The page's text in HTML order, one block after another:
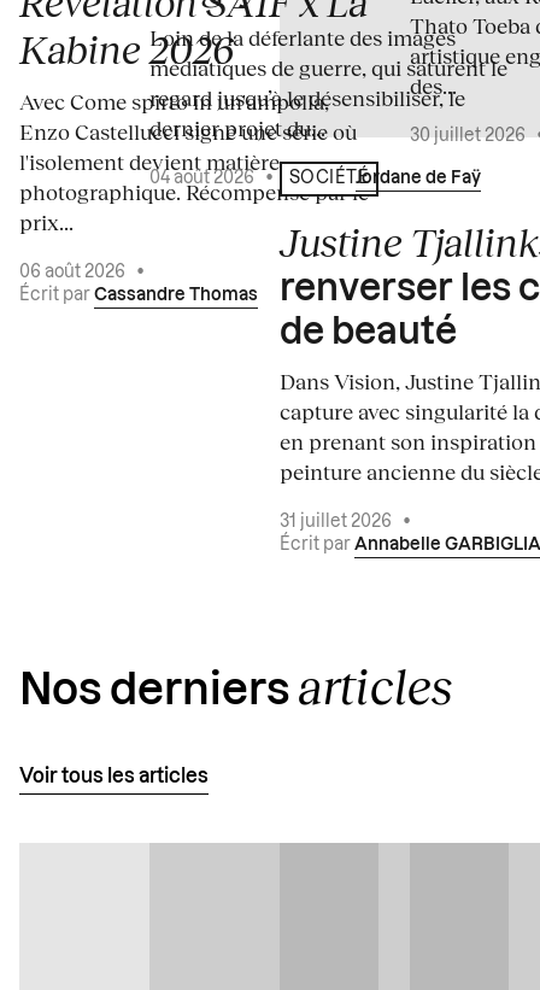
Kabine 2026
Avec Come spirto in un'ampolla,
Enzo Castellucci signe une série où
l'isolement devient matière
photographique. Récompensé par le
prix...
06 août 2026
•
Écrit par Cassandre Thomas
Loin de la déferlante des images
médiatiques de guerre, qui saturent le
regard jusqu’à le désensibiliser, le
dernier projet du...
04 août 2026 • Écrit par Jordane de Faÿ
SOCIÉTÉ
Justine
renverser les
de beauté
Dans Vision, Justine
capture avec singularité la
en prenant son inspiration
peinture ancienne du
31 juillet 2026
•
Écrit par Annabelle GARBIGLIA
Thato Toeba
artistique
des...
30 juillet 2026
Nos derniers articles
Voir tous les articles